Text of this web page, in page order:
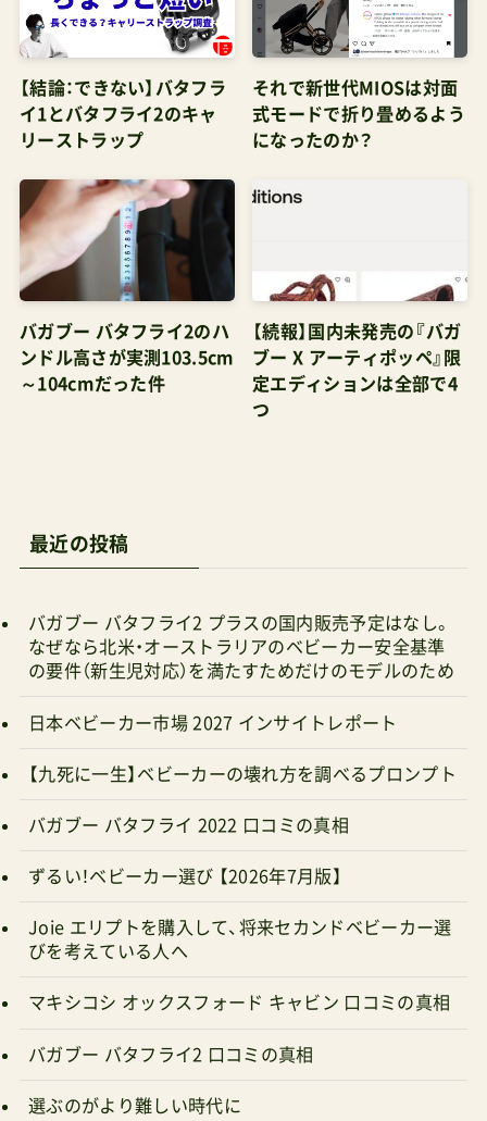
ーに慣れている人にはやや重く感じる。しかし本
国オランダの開発者たちは「理想を全部詰め込ん
だ上で7kg台に抑えた俺たちスゲー！」なのだろう。
彼らほど大きくない東アジアの住民には重量・機
めにベビーカーのあらゆる方面に安心したい人に
は良いベビーカーだと僕は思う。じゃあ、バタフラ
イ以外を選ぶのはどんな人になるの？」だけれど
も、それは「ちょっとベビーカーに慣れた人や、慣
れた人を周りに知っている・仲間としている人」だ
と思う。YOYOやオルフェオはバタフライに比べる
と、シートの性能や幌の深さ、荷物かごなどで不安
た考え方ができる人。そんな人なら自信を持って
独り言でした。リクエストがあればさらに画像も
交えて追加する。リクエストはTwitterか
Instagramからどうぞ。今回の3台の詳細レビュー
記事 ストッケYOYO3（ヨーヨー3）口コミの真相 バ
ガブーバタフライ2口コミの真相 サイベックスオ
ルフェオ（2026）口コミの真相 最安値またはオス
スメ店舗（レビュー高評価） ストッケ
YOYO3YOYO2 ¥57,750 B形トラベルシステム対応
肩がけOKYOYO3のレビュー Amazonで探す 楽天
市場で探す Yahoo!で探す 【正規品4年保証】バガブ
ーバタフライ2 ¥83,600 A形トラベルシステム対応
肩がけOKバタフライ2のレビュー 公式サイト
Amazonで探す 楽天市場で探す Yahoo!で探す ダ
ッドウェイ サイベックスオルフェオ2025 ¥44,550
A型トラベルシステム対応肩がけOKオルフェオの
【結論：できない】バタフラ
イ1とバタフライ2のキャ
リーストラップ
それで新世代MIOSは対面
式モードで折り畳めるよう
になったのか？
バガブー バタフライ2のハ
ンドル高さが実測103.5cm
～104cmだった件
【続報】国内未発売の『バガ
ブー X アーティポッペ』限
定エディションは全部で4
つ
最近の投稿
バガブー バタフライ2 プラスの国内販売予定はなし。
なぜなら北米・オーストラリアのベビーカー安全基準
の要件（新生児対応）を満たすためだけのモデルのため
日本ベビーカー市場 2027 インサイトレポート
【九死に一生】ベビーカーの壊れ方を調べるプロンプト
バガブー バタフライ 2022 口コミの真相
ずるい！ベビーカー選び 【2026年7月版】
Joie エリプトを購入して、将来セカンドベビーカー選
びを考えている人へ
マキシコシ オックスフォード キャビン 口コミの真相
バガブー バタフライ2 口コミの真相
選ぶのがより難しい時代に